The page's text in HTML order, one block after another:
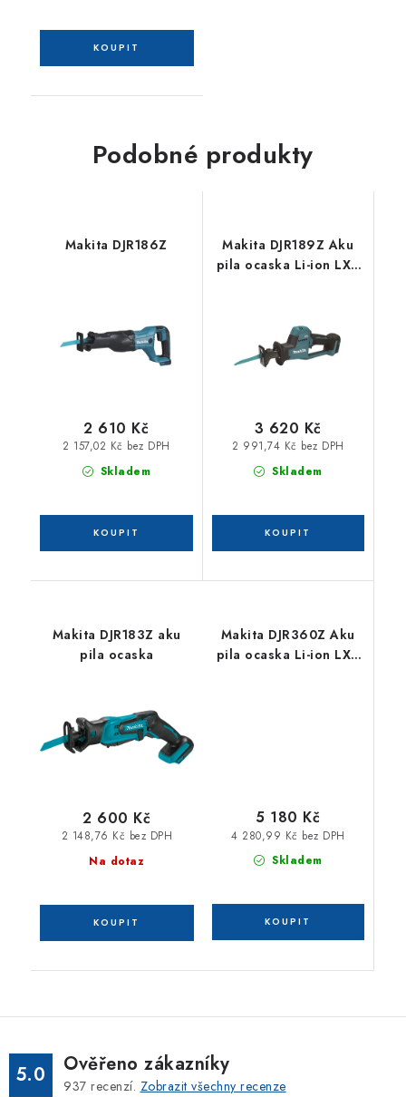
Podobné produkty
Makita DJR186Z
Skladem
2 157,02 Kč bez DPH
2 610 Kč
Makita DJR189Z Aku
pila ocaska Li-ion LXT
Skladem
2 991,74 Kč bez DPH
3 620 Kč
Makita DJR183Z aku
pila ocaska
Na dotaz
2 148,76 Kč bez DPH
2 600 Kč
Makita DJR360Z Aku
pila ocaska Li-ion LXT
Skladem
4 280,99 Kč bez DPH
5 180 Kč
5.0 Ověřeno zákazníky
937 recenzí. Zobrazit všechny recenze